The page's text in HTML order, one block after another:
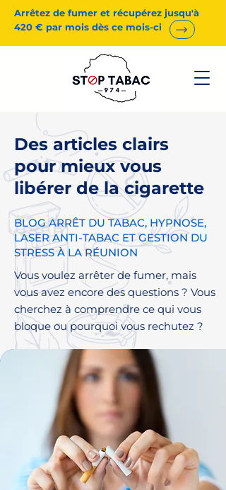
Arrêtez de fumer et récupérez jusqu'à
420 € par mois dès ce mois-ci
Des articles clairs
pour mieux vous
libérer de la cigarette
BLOG ARRÊT DU TABAC, HYPNOSE,
LASER ANTI-TABAC ET GESTION DU
STRESS À LA RÉUNION
Vous voulez arrêter de fumer, mais
vous avez encore des questions ? Vous
cherchez à comprendre ce qui vous
bloque ou pourquoi vous rechutez ?